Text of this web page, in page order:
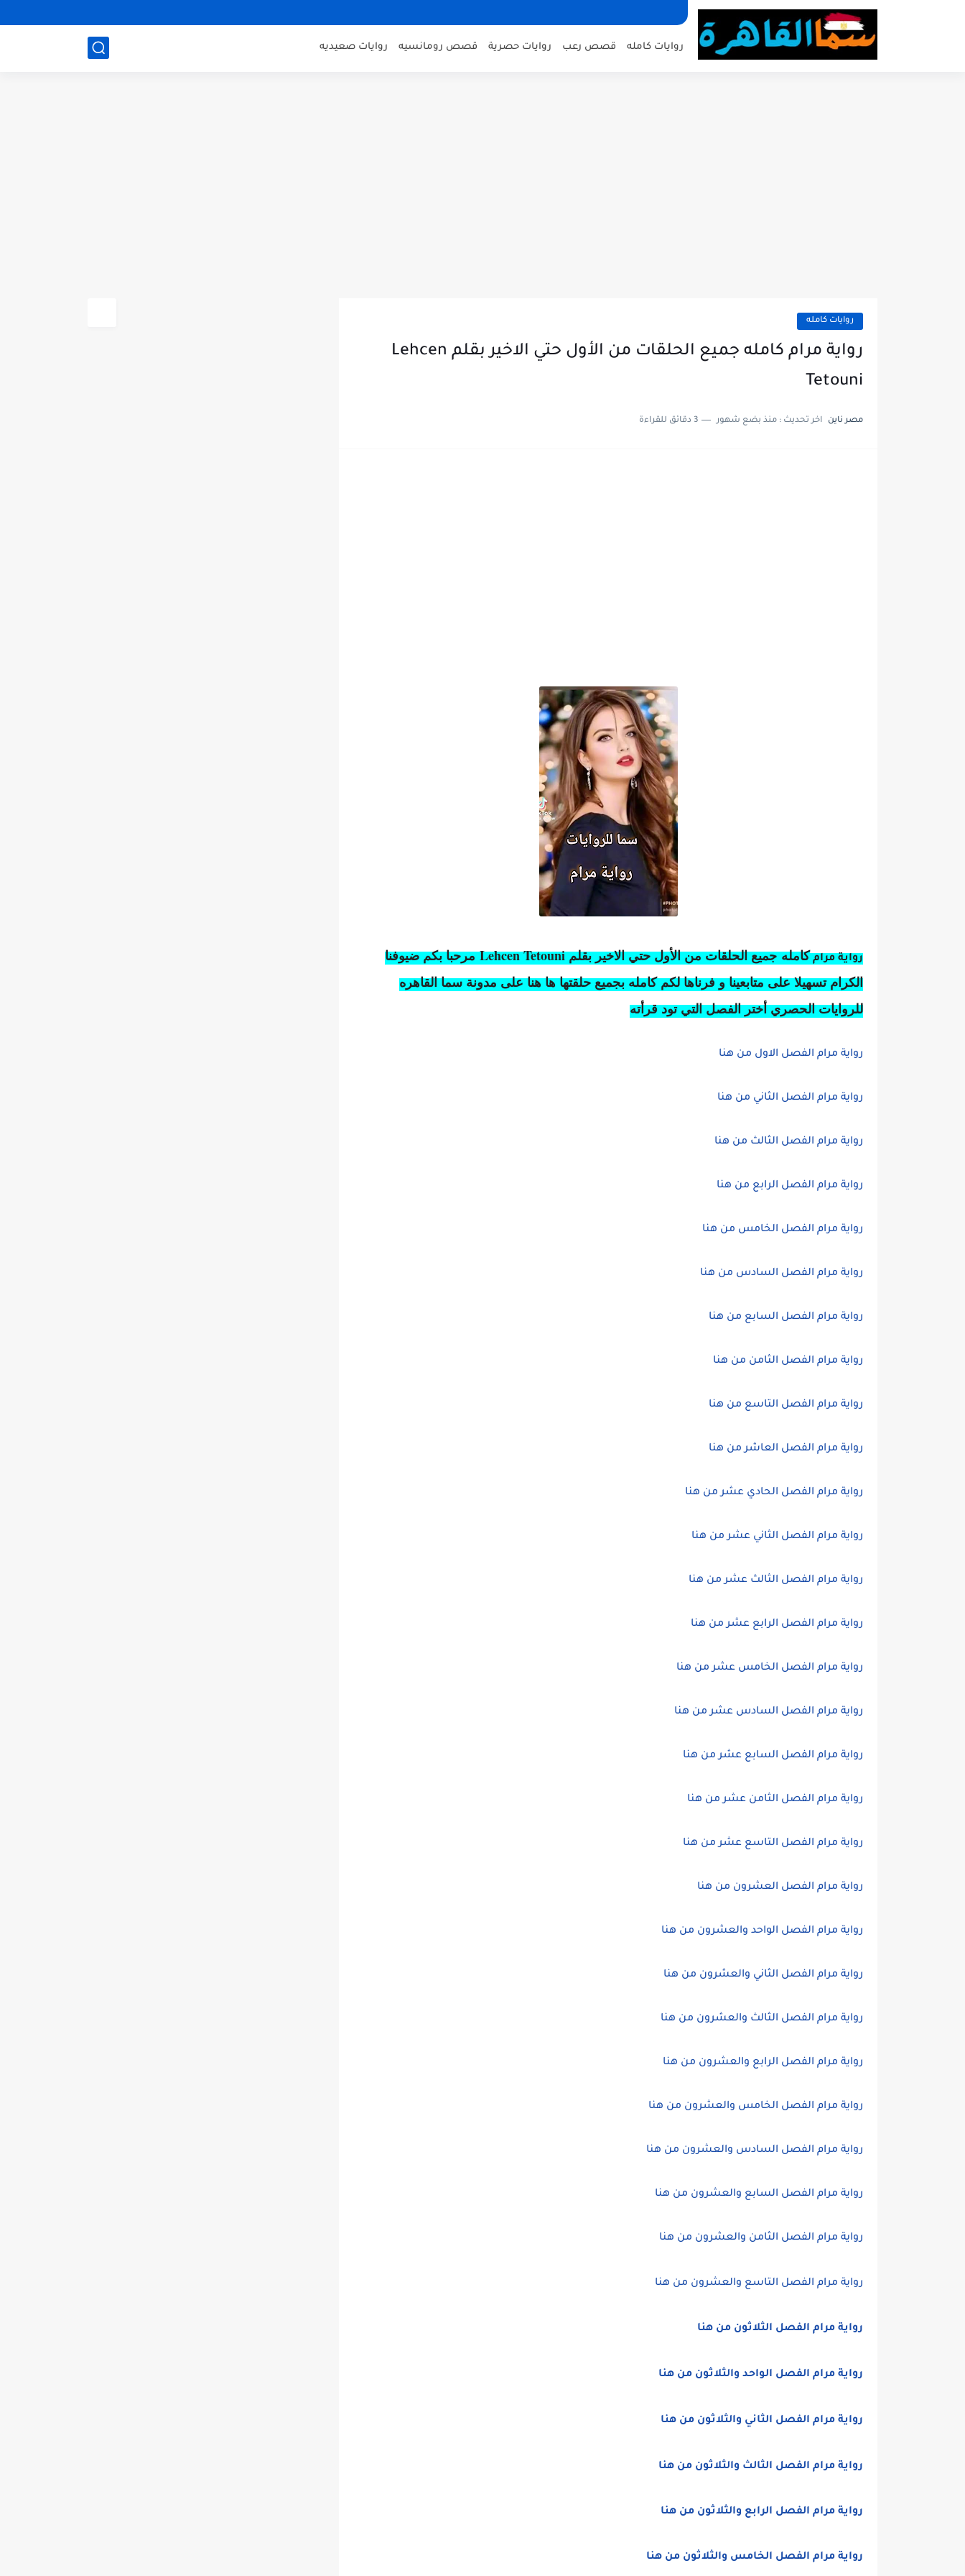
روايات كامله قصص رعب روايات حصرية قصص رومانسيه روايات صعيديه
روايات كامله
رواية مرام كامله جميع الحلقات من الأول حتي الاخير بقلم Lehcen
Tetouni
مصر ناين اخر تحديث : منذ بضع شهور 3 دقائق للقراءة
رواية مرام كاملهجميع الحلقات من الأول حتي الاخير بقلم Lehcen Tetouni
مرحبا بكم ضيوفنا
الكرام تسهيلا على متابعينا و فرناها لكم كامله بجميع حلقتها ها هنا على مدونة سما القاهره
للروايات الحصري أختر الفصل التي تود قرأته
رواية مرام الفصل الاول من هنا
رواية مرام الفصل الثاني من هنا
رواية مرام الفصل الثالث من هنا
رواية مرام الفصل الرابع من هنا
رواية مرام الفصل الخامس من هنا
رواية مرام الفصل السادس من هنا
رواية مرام الفصل السابع من هنا
رواية مرام الفصل الثامن من هنا
رواية مرام الفصل التاسع من هنا
رواية مرام الفصل العاشر من هنا
رواية مرام الفصل الحادي عشر من هنا
رواية مرام الفصل الثاني عشر من هنا
رواية مرام الفصل الثالث عشر من هنا
رواية مرام الفصل الرابع عشر من هنا
رواية مرام الفصل الخامس عشر من هنا
رواية مرام الفصل السادس عشر من هنا
رواية مرام الفصل السابع عشر من هنا
رواية مرام الفصل الثامن عشر من هنا
رواية مرام الفصل التاسع عشر من هنا
رواية مرام الفصل العشرون من هنا
رواية مرام الفصل الواحد والعشرون من هنا
رواية مرام الفصل الثاني والعشرون من هنا
رواية مرام الفصل الثالث والعشرون من هنا
رواية مرام الفصل الرابع والعشرون من هنا
رواية مرام الفصل الخامس والعشرون من هنا
رواية مرام الفصل السادس والعشرون من هنا
رواية مرام الفصل السابع والعشرون من هنا
رواية مرام الفصل الثامن والعشرون من هنا
رواية مرام الفصل التاسع والعشرون من هنا
رواية مرام الفصل الثلاثون من هنا
رواية مرام الفصل الواحد والثلاثون من هنا
رواية مرام الفصل الثاني والثلاثون من هنا
رواية مرام الفصل الثالث والثلاثون من هنا
رواية مرام الفصل الرابع والثلاثون من هنا
رواية مرام الفصل الخامس والثلاثون من هنا